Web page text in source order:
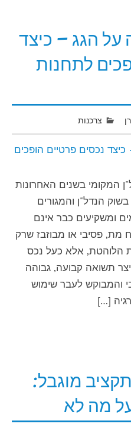
הגג – כיצד
לתחנות
צרכנות
המקומי בשנים האחרונות
הנדל"ן והמגורים
ומשקיעים כבר אינם
פסיבי או מבוזבז שרק
הלוהטת, אלא כעל נכס
תשואה קבועה, גבוהה
והמבוקש לעבר שימוש
[…]
מוגבל:
מה לא